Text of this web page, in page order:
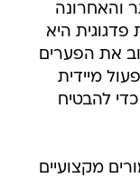
והאחרונה
היא
את הפערים
מיידית
להבטיח
מקצועיים